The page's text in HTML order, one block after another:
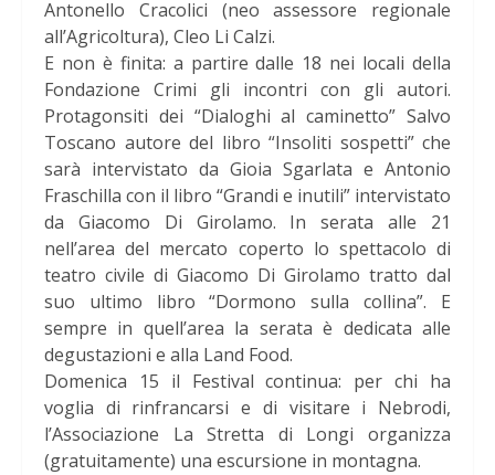
Antonello Cracolici (neo assessore regionale
all’Agricoltura), Cleo Li Calzi.
E non è finita: a partire dalle 18 nei locali della
Fondazione Crimi gli incontri con gli autori.
Protagonsiti dei “Dialoghi al caminetto” Salvo
Toscano autore del libro “Insoliti sospetti” che
sarà intervistato da Gioia Sgarlata e Antonio
Fraschilla con il libro “Grandi e inutili” intervistato
da Giacomo Di Girolamo. In serata alle 21
nell’area del mercato coperto lo spettacolo di
teatro civile di Giacomo Di Girolamo tratto dal
suo ultimo libro “Dormono sulla collina”. E
sempre in quell’area la serata è dedicata alle
degustazioni e alla Land Food.
Domenica 15 il Festival continua: per chi ha
voglia di rinfrancarsi e di visitare i Nebrodi,
l’Associazione La Stretta di Longi organizza
(gratuitamente) una escursione in montagna.